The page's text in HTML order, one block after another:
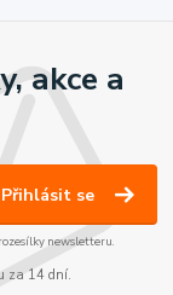
akce a
Přihlásit se
newsletteru.
za 14 dní.